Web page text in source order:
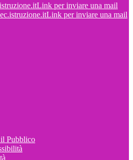
Link per inviare una mail
Link per inviare una mail
Pubblico